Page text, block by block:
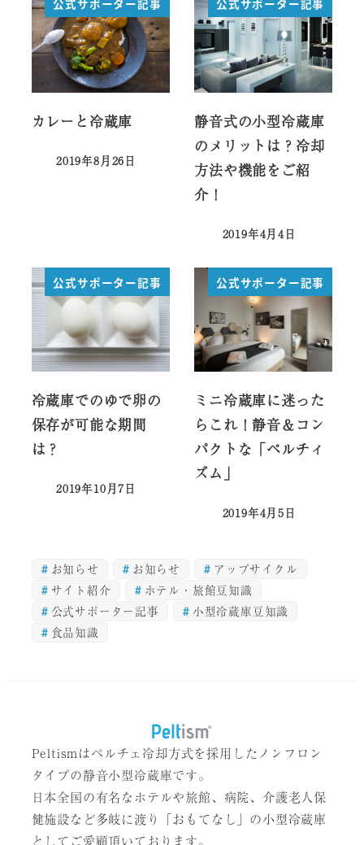
カレーと冷蔵庫
投稿日
2019年8月26日
静音式の小型冷蔵庫
のメリットは？冷却
方法や機能をご紹
介！
投稿日
2019年4月4日
公式サポーター記事
冷蔵庫でのゆで卵の
保存が可能な期間
は？
投稿日
2019年10月7日
公式サポーター記事
ミニ冷蔵庫に迷った
らこれ！静音＆コン
パクトな「ペルチィ
ズム」
投稿日
2019年4月5日
お知らせ お知らせ
アップサイクル
サイト紹介
ホテル・旅館豆知識
公式サポーター記事
小型冷蔵庫豆知識
食品知識
Peltismはペルチェ冷却方式を採用したノンフロン
タイプの静音小型冷蔵庫です。
日本全国の有名なホテルや旅館、病院、介護老人保
健施設など多岐に渡り「おもてなし」の小型冷蔵庫
としてご愛顧頂いております。